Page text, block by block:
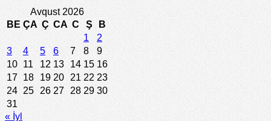
Avqust 2026
BE ÇA Ç CA C Ş
B
1
2
3
4 5 6 7 8
9
10 11 12 13 14 15 16
17 18 19 20 21 22 23
24 25 26 27 28 29 30
31
« İyl